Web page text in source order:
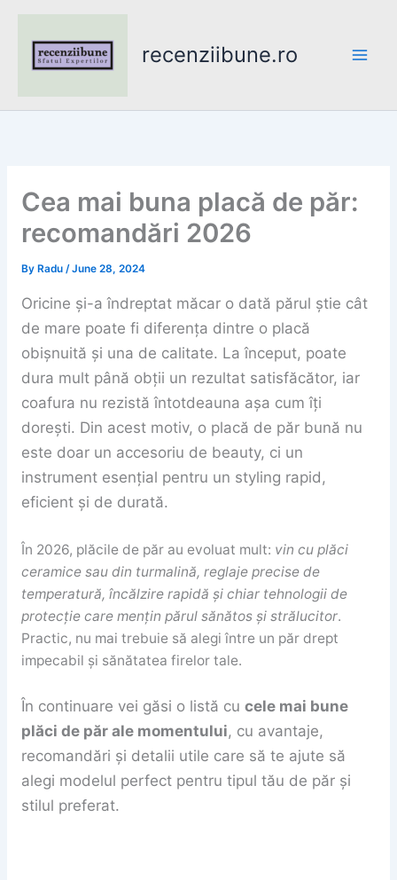
content
recenziibune.ro
Cea mai buna placă de păr:
recomandări 2026
By Radu /June 28, 2024
Oricine și-a îndreptat măcar o dată părul știe cât
de mare poate fi diferența dintre o placă
obișnuită și una de calitate. La început, poate
dura mult până obții un rezultat satisfăcător, iar
coafura nu rezistă întotdeauna așa cum îți
dorești. Din acest motiv, o placă de păr bună nu
este doar un accesoriu de beauty, ci un
instrument esențial pentru un styling rapid,
eficient și de durată.
În 2026, plăcile de păr au evoluat mult: vin cu plăci
ceramice sau din turmalină, reglaje precise de
temperatură, încălzire rapidă și chiar tehnologii de
protecție care mențin părul sănătos și strălucitor.
Practic, nu mai trebuie să alegi între un păr drept
impecabil și sănătatea firelor tale.
În continuare vei găsi o listă cu cele mai bune
plăci de păr ale momentului, cu avantaje,
recomandări și detalii utile care să te ajute să
alegi modelul perfect pentru tipul tău de păr și
stilul preferat.